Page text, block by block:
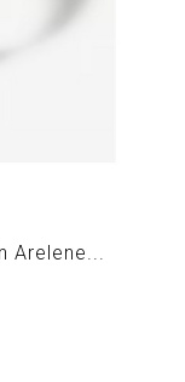
Arelene...